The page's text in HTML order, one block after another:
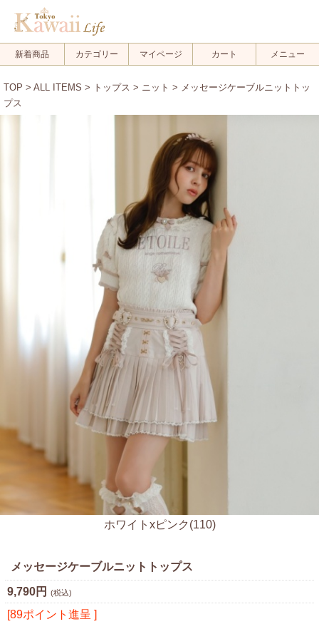
新着商品 カテゴリー マイページ カート メニュー
TOP > ALL ITEMS > トップス > ニット > メッセージケーブルニットトッ
プス
ホワイトxピンク(110)
メッセージケーブルニットトップス
9,790円 (税込)
[89ポイント進呈 ]